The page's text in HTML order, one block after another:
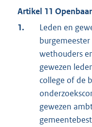
Artikel 11
1.
Leden en
wethouders
gewezen
college of de
gewezen